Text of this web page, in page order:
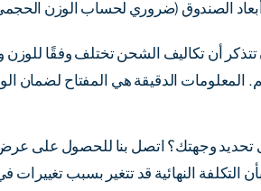
الصندوق (ضروري لحساب الوزن
أن تكاليف الشحن تختلف وفقًا للوزن
المعلومات الدقيقة هي المفتاح لضمان
تحديد وجهتك؟ اتصل بنا للحصول
التكلفة النهائية قد تتغير بسبب تغييرات